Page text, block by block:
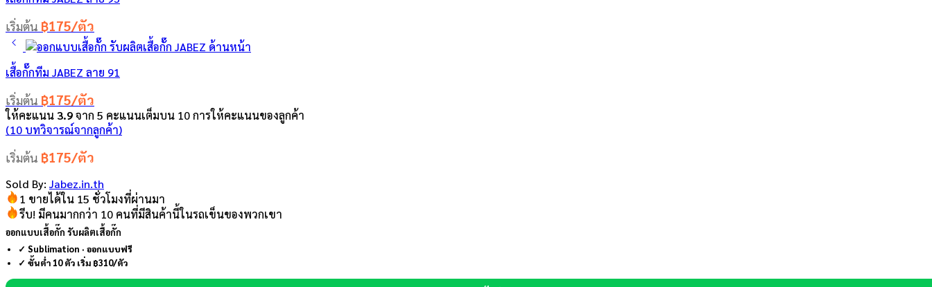
เริ่มต้น ฿175/ตัว
เสื้อกั๊กทีม JABEZ ลาย 91
เริ่มต้น ฿175/ตัว
ให้คะแนน 3.9จาก 5 คะแนนเต็มบน 10การให้คะแนนของลูกค้า
(10 บทวิจารณ์จากลูกค้า)
เริ่มต้น ฿175/ตัว
Sold By: Jabez.in.th
1 ขายได้ใน 15 ชั่วโมงที่ผ่านมา
รีบ! มีคนมากกว่า 10 คนที่มีสินค้านี้ในรถเข็นของพวกเขา
ออกแบบเสื้อกั๊ก รับผลิตเสื้อกั๊ก
✓ Sublimation · ออกแบบฟรี
✓ ขั้นต่ำ 10 ตัว เริ่ม ฿310/ตัว